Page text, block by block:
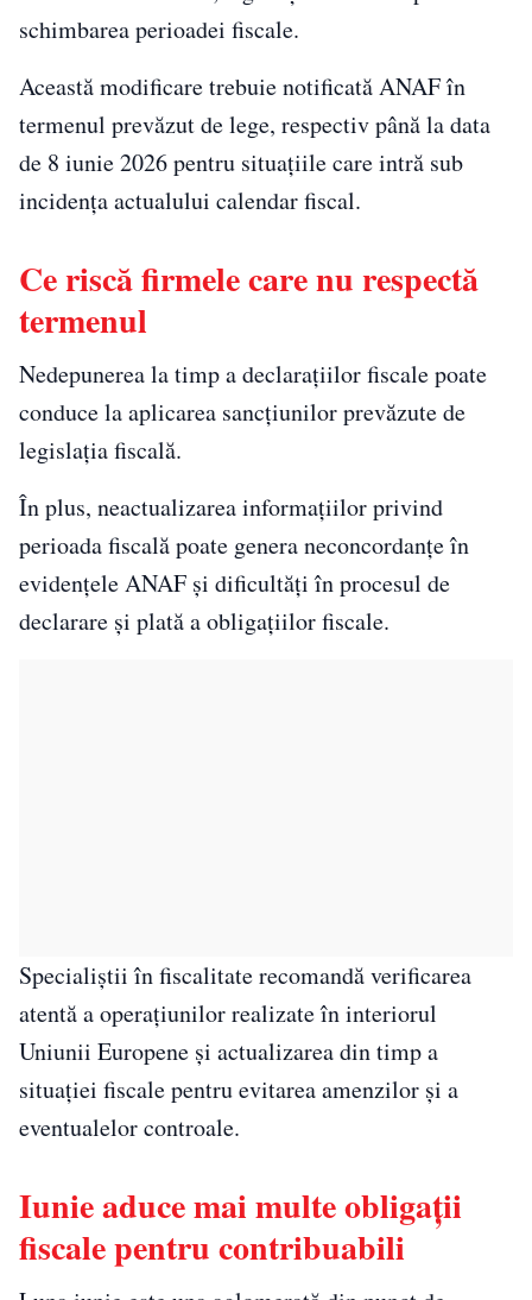
schimbarea perioadei fiscale.
Această modificare trebuie notificată ANAF în
termenul prevăzut de lege, respectiv până la data
de 8 iunie 2026 pentru situațiile care intră sub
incidența actualului calendar fiscal.
Ce riscă firmele care nu respectă
termenul
Nedepunerea la timp a declarațiilor fiscale poate
conduce la aplicarea sancțiunilor prevăzute de
legislația fiscală.
În plus, neactualizarea informațiilor privind
perioada fiscală poate genera neconcordanțe în
evidențele ANAF și dificultăți în procesul de
declarare și plată a obligațiilor fiscale.
Specialiștii în fiscalitate recomandă verificarea
atentă a operațiunilor realizate în interiorul
Uniunii Europene și actualizarea din timp a
situației fiscale pentru evitarea amenzilor și a
eventualelor controale.
Iunie aduce mai multe obligații
fiscale pentru contribuabili